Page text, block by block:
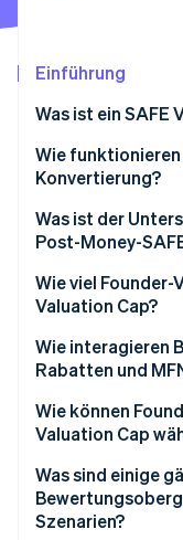
CO₂-Entnahme
Stripe-
Jetzt
Einführung
Was ist ein SAFE
Wie funktionieren
Konvertierung?
Was ist der
Post-Money-
Pre-Money-SAFEs
Post-Money-SAFEs
Wie viel Founder-
Valuation Cap?
Wie interagieren
Rabatten und
Wie können
Valuation Cap
Was sind einige
Szenarien?